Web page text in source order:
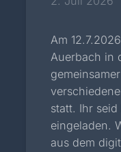
Am
Auerbach in
statt. Ihr
eingeladen.
aus dem